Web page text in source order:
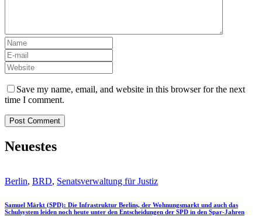
Save my name, email, and website in this browser for the next
time I comment.
Neuestes
Berlin, BRD, Senatsverwaltung für Justiz
Samuel Märkt (SPD): Die Infrastruktur Berlins, der Wohnungsmarkt und auch das
Schulsystem leiden noch heute unter den Entscheidungen der SPD in den Spar-Jahren